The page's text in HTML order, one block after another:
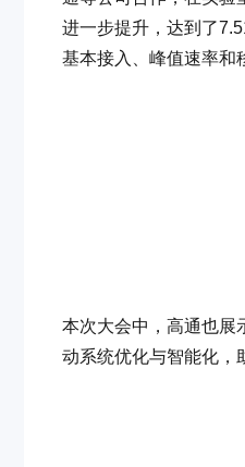
进一步提升，达到了
基本接入、峰值速率和
本次大会中，高通也展
动系统优化与智能化，